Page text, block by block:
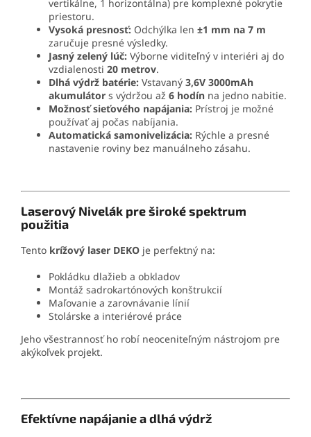
vertikálne, 1 horizontálna) pre komplexné pokrytie
priestoru.
Vysoká presnosť: Odchýlka len ±1 mm na 7 m
zaručuje presné výsledky.
Jasný zelený lúč: Výborne viditeľný v interiéri aj do
vzdialenosti 20 metrov.
Dlhá výdrž batérie: Vstavaný 3,6V 3000mAh
akumulátor s výdržou až 6 hodín na jedno nabitie.
Možnosť sieťového napájania: Prístroj je možné
používať aj počas nabíjania.
Automatická samonivelizácia: Rýchle a presné
nastavenie roviny bez manuálneho zásahu.
Laserový Nivelák pre široké spektrum
použitia
Tento krížový laser DEKO je perfektný na:
Pokládku dlažieb a obkladov
Montáž sadrokartónových konštrukcií
Maľovanie a zarovnávanie línií
Stolárske a interiérové práce
Jeho všestrannosť ho robí neoceniteľným nástrojom pre
akýkoľvek projekt.
Efektívne napájanie a dlhá výdrž